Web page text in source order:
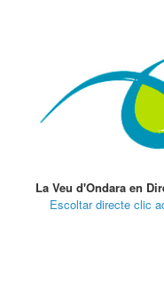
La Veu d'Ondara en
Escoltar directe clic